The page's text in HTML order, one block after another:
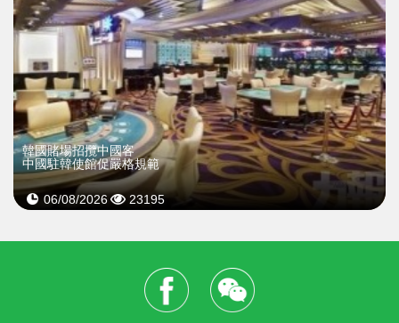
韓國賭場招攬中國客
中國駐韓使館促嚴格規範
06/08/2026 23195